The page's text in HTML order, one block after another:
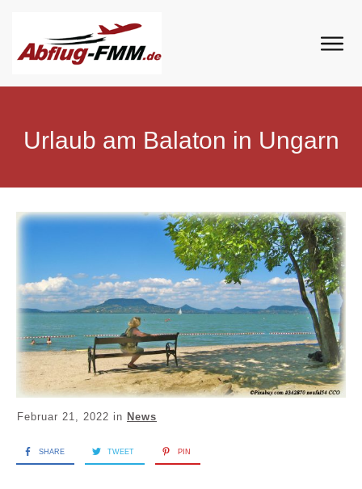
Urlaub am Balaton in Ungarn
Februar 21, 2022 in News
SHARE TWEET PIN